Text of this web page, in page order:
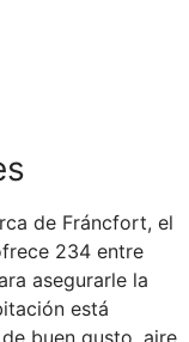
de Fráncfort, el
234 entre
asegurarle la
está
buen gusto, aire